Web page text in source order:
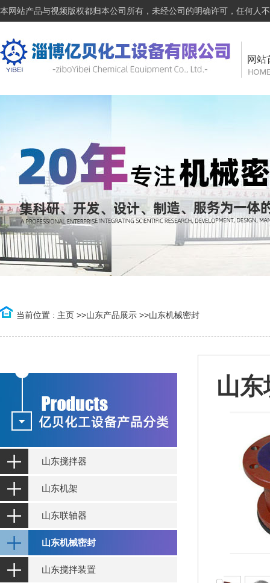
本网站产品与视频版权都归本公司所有，未经公司的明确许可，任何人
网站
当前位置 : 主页 >>山东产品展示 >>山东机械密封
山东搅拌器
山东机架
山东联轴器
山东机械密封
山东搅拌装置
山